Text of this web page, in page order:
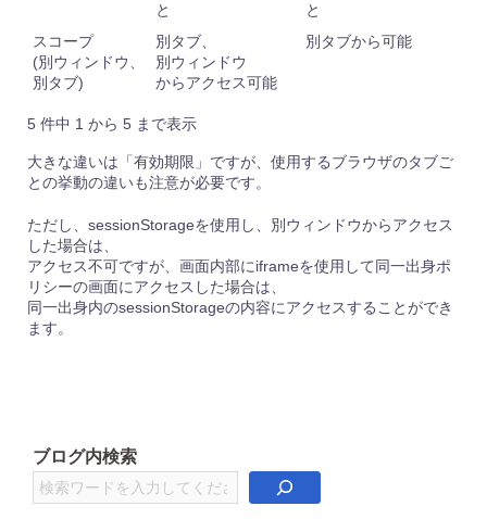
と
と
スコープ
(別ウィンドウ、
別タブ)
別タブ、
別ウィンドウ
からアクセス可能
別タブから可能
5 件中 1 から 5 まで表示
大きな違いは「有効期限」ですが、使用するブラウザのタブご
との挙動の違いも注意が必要です。
ただし、sessionStorageを使用し、別ウィンドウからアクセス
した場合は、
アクセス不可ですが、画面内部にiframeを使用して同一出身ポ
リシーの画面にアクセスした場合は、
同一出身内のsessionStorageの内容にアクセスすることができ
ます。
ブログ内検索
検
索